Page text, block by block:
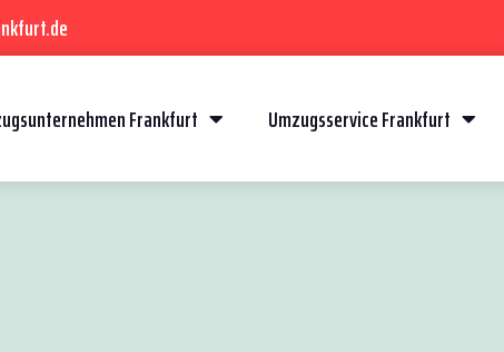
Frankfurt Umzugsservice Frankfurt